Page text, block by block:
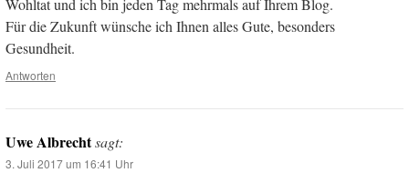
Wohltat und ich bin jeden Tag mehrmals auf Ihrem Blog.
Für die Zukunft wünsche ich Ihnen alles Gute, besonders
Gesundheit.
Antworten
Uwe Albrechtsagt:
3. Juli 2017 um 16:41 Uhr